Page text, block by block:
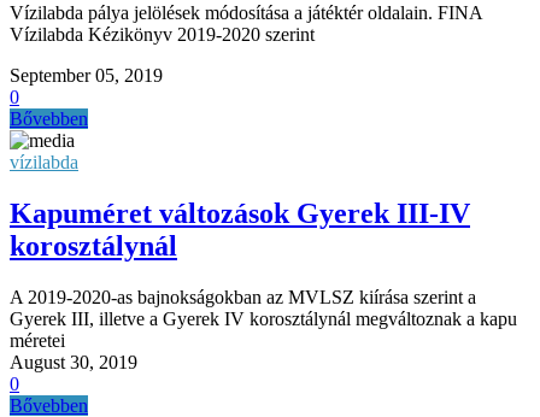
Vízilabda pálya jelölések módosítása a játéktér oldalain. FINA
Vízilabda Kézikönyv 2019-2020 szerint
September 05, 2019
0
Bővebben
vízilabda
Kapuméret változások Gyerek III-IV
korosztálynál
A 2019-2020-as bajnokságokban az MVLSZ kiírása szerint a
Gyerek III, illetve a Gyerek IV korosztálynál megváltoznak a kapu
méretei
August 30, 2019
0
Bővebben